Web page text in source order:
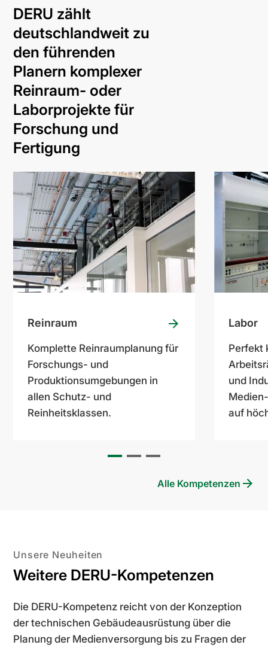
DERU zählt
deutschlandweit zu
den führenden
Planern komplexer
Reinraum- oder
Laborprojekte für
Forschung und
Fertigung
Reinraum
Komplette Reinraumplanung für
Forschungs- und
Produktionsumgebungen in
allen Schutz- und
Reinheitsklassen.
Labor
Perfekt
und
auf
Alle Kompetenzen
Unsere Neuheiten
Weitere DERU-Kompetenzen
Die DERU-Kompetenz reicht von der Konzeption
der technischen Gebäudeausrüstung über die
Planung der Medienversorgung bis zu Fragen der